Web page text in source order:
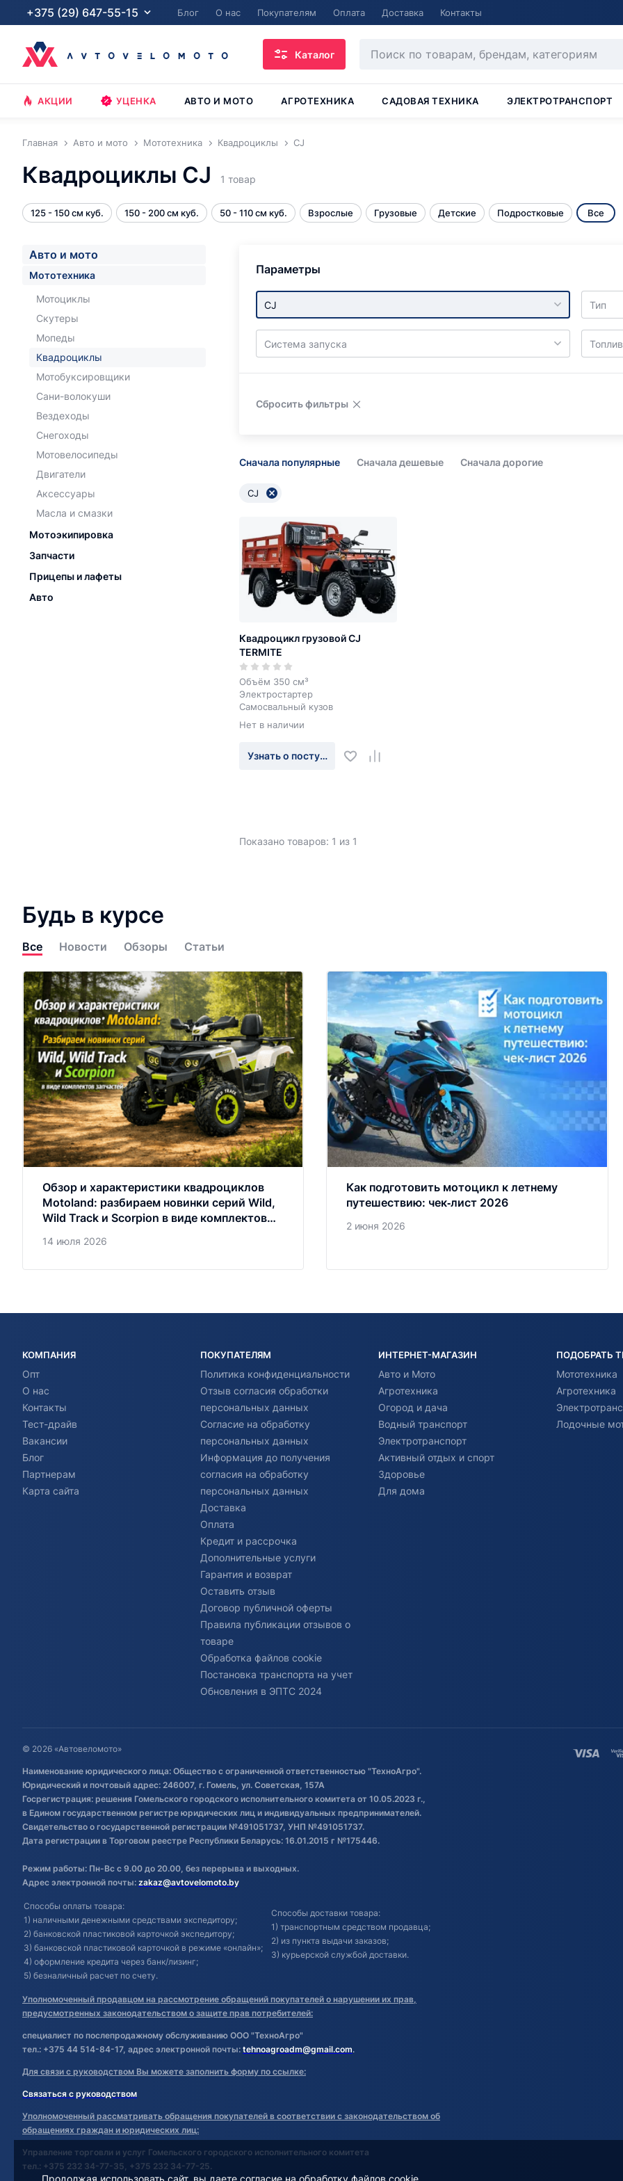
+375 (29) 647-55-15 Блог О нас Покупателям Оплата Доставка Контакты
Каталог
АКЦИИ УЦЕНКА АВТО И МОТО АГРОТЕХНИКА САДОВАЯ ТЕХНИКА ЭЛЕКТРОТРАНСПОРТ
Главная Авто и мото Мототехника Квадроциклы CJ
Квадроциклы CJ 1 товар
125 - 150 см куб. 150 - 200 см куб. 50 - 110 см куб. Взрослые Грузовые Детские Подростковые Все
Авто и мото
Мототехника
Мотоциклы
Скутеры
Мопеды
Квадроциклы
Мотобуксировщики
Сани-волокуши
Вездеходы
Снегоходы
Мотовелосипеды
Двигатели
Аксессуары
Масла и смазки
Мотоэкипировка
Запчасти
Прицепы и лафеты
Авто
Параметры
CJ Тип
Система запуска
Сбросить фильтры
Сначала популярные Сначала дешевые Сначала дорогие
CJ
Квадроцикл грузовой CJ
TERMITE
Объём 350 см³
Электростартер
Самосвальный кузов
Нет в наличии
Узнать о поступлении
Показано товаров: 1 из 1
Будь в курсе
Все Новости Обзоры Статьи
Обзор и характеристики квадроциклов
Motoland: разбираем новинки серий Wild,
Wild Track и Scorpion в виде комплектов
14 июля 2026
Как подготовить мотоцикл к летнему
путешествию: чек‑лист 2026
2 июня 2026
КОМПАНИЯ
Опт
О нас
Контакты
Тест-драйв
Вакансии
Блог
Партнерам
Карта сайта
ПОКУПАТЕЛЯМ
Политика конфиденциальности
Отзыв согласия обработки
персональных данных
Согласие на обработку
персональных данных
Информация до получения
согласия на обработку
персональных данных
Доставка
Оплата
Кредит и рассрочка
Дополнительные услуги
Гарантия и возврат
Оставить отзыв
Договор публичной оферты
Правила публикации отзывов о
товаре
Обработка файлов cookie
Постановка транспорта на учет
Обновления в ЭПТС 2024
ИНТЕРНЕТ-МАГАЗИН
Авто и Мото
Агротехника
Огород и дача
Водный транспорт
Электротранспорт
Активный отдых и спорт
Здоровье
Для дома
ПОДОБРАТЬ
Мототехника
Агротехника
Лодочные
© 2026 «Автовеломото»
Наименование юридического лица: Общество с ограниченной ответственностью "ТехноАгро".
Юридический и почтовый адрес: 246007, г. Гомель, ул. Советская, 157А
Госрегистрация: решения Гомельского городского исполнительного комитета от 10.05.2023 г.,
в Едином государственном регистре юридических лиц и индивидуальных предпринимателей.
Свидетельство о государственной регистрации №491051737, УНП №491051737.
Дата регистрации в Торговом реестре Республики Беларусь: 16.01.2015 г №175446.
Режим работы: Пн-Вс с 9.00 до 20.00, без перерыва и выходных.
Адрес электронной почты: zakaz@avtovelomoto.by
Способы оплаты товара:
1) наличными денежными средствами экспедитору;
2) банковской пластиковой карточкой экспедитору;
3) банковской пластиковой карточкой в режиме «онлайн»;
4) оформление кредита через банк/лизинг;
5) безналичный расчет по счету.
Способы доставки товара:
1) транспортным средством продавца;
2) из пункта выдачи заказов;
3) курьерской службой доставки.
Уполномоченный продавцом на рассмотрение обращений покупателей о нарушении их прав,
предусмотренных законодательством о защите прав потребителей:
специалист по послепродажному обслуживанию ООО "ТехноАгро"
тел.: +375 44 514-84-17, адрес электронной почты: tehnoagroadm@gmail.com.
Для связи с руководством Вы можете заполнить форму по ссылке:
Связаться с руководством
Уполномоченный рассматривать обращения покупателей в соответствии с законодательством об
обращениях граждан и юридических лиц:
Управление торговли и услуг Гомельского городского исполнительного комитета
тел.: +375 232 34-77-35, +375 232 34-77-25.
Продолжая использовать сайт, вы даете согласие на обработку файлов cookie